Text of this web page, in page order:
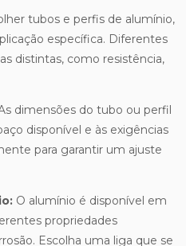
tubos e perfis de alumínio,
específica. Diferentes
distintas, como resistência,
dimensões do tubo ou perfil
disponível e às exigências
para garantir um ajuste
O alumínio é disponível em
propriedades
Escolha uma liga que se